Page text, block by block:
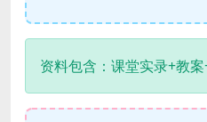
资料包含：课堂实录+教